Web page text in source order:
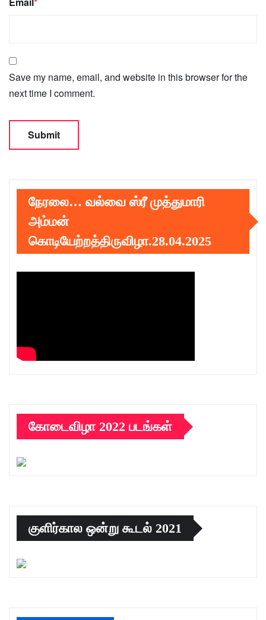
Save my name, email, and website in this browser for the
next time I comment.
நேரலை… வல்வை ஸ்ரீ முத்துமாரி
அம்மன்
கொடியேற்றத்திருவிழா.28.04.2025
கோடைவிழா 2022 படங்கள்
குளிர்கால ஒன்று கூடல் 2021